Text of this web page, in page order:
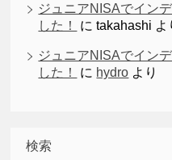
ジュニアNISAでイン
した！
にtakahashi よ
ジュニアNISAでイン
した！
に hydro より
検索